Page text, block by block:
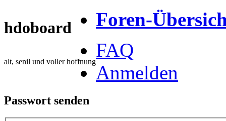
hdoboard
alt, senil und voller hoffnung
Foren-
FAQ
Anmelden
Passwort senden